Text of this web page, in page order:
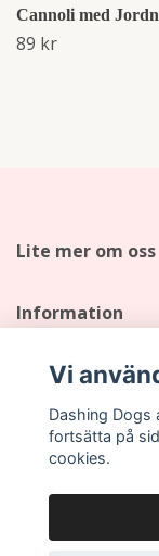
Cannoli med
89 kr
Lite mer om oss
Information
Sociala medier
Vi
Dashing Dogs
fortsätta på
cookies.